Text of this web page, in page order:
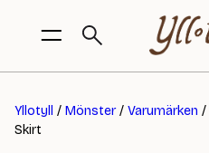
Yllotyll / Mönster/ Varumärken /
Skirt